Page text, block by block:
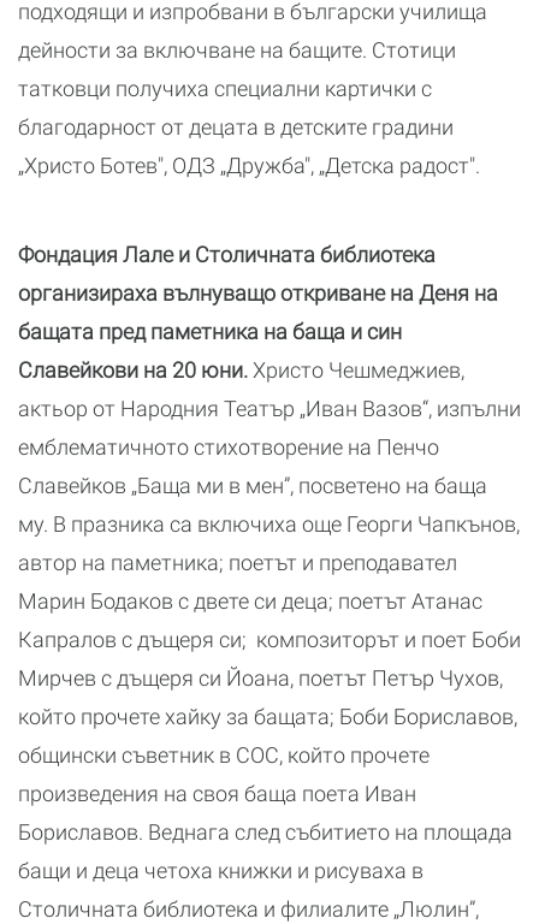
подходящи и изпробвани в български училища
дейности за включване на бащите. Стотици
татковци получиха специални картички с
благодарност от децата в детските градини
„Христо Ботев", ОДЗ „Дружба", „Детска радост".
Фондация Лале и Столичната библиотека
организираха вълнуващо откриване на Деня на
бащата пред паметника на баща и син
Славейкови на 20 юни. Христо Чешмеджиев,
актьор от Народния Театър „Иван Вазов“, изпълни
емблематичното стихотворение на Пенчо
Славейков „Баща ми в мен”, посветено на баща
му. В празника са включиха още Георги Чапкънов,
автор на паметника; поетът и преподавател
Марин Бодаков с двете си деца; поетът Атанас
Капралов с дъщеря си; композиторът и поет Боби
Мирчев с дъщеря си Йоана, поетът Петър Чухов,
който прочете хайку за бащата; Боби Бориславов,
общински съветник в СОС, който прочете
произведения на своя баща поета Иван
Бориславов. Веднага след събитието на площада
бащи и деца четоха книжки и рисуваха в
Столичната библиотека и филиалите „Люлин”,